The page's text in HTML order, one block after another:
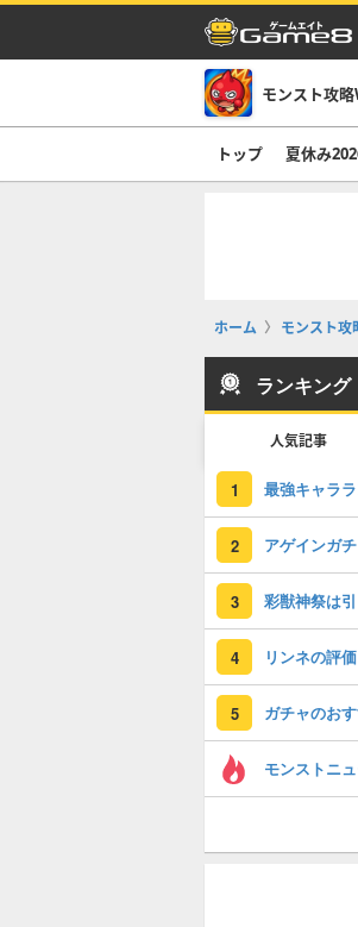
モンスト攻
トップ 夏休み
ホーム モンスト
ランキング
人気記事
1
2
3 彩獣神祭は
4
5 ガチャのお
モンストニ